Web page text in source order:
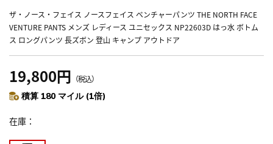
ザ・ノース・フェイス ノースフェイス ベンチャーパンツ THE NORTH FACE
VENTURE PANTS メンズ レディース ユニセックス NP22603D はっ水 ボトム
ス ロングパンツ 長ズボン 登山 キャンプ アウトドア
19,800円 （税込）
積算 180 マイル (1倍)
在庫